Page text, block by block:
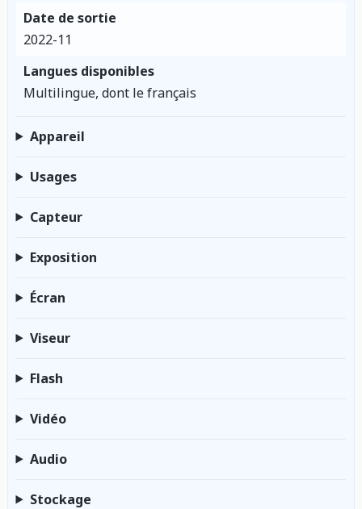
Date de sortie
2022-11
Langues disponibles
Multilingue, dont le français
Appareil
Usages
Capteur
Exposition
Écran
Viseur
Flash
Vidéo
Audio
Stockage